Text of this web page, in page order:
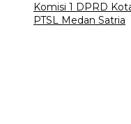
Komisi 1 DPRD
PTSL Medan Satria